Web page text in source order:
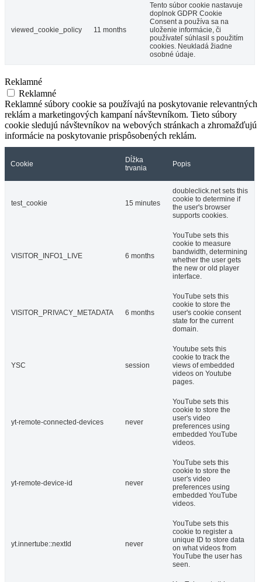
viewed_cookie_policy 11 months
Tento súbor cookie nastavuje
doplnok GDPR Cookie
Consent a používa sa na
uloženie informácie, či
používateľ súhlasil s použitím
cookies. Neukladá žiadne
osobné údaje.
Reklamné
Reklamné
Reklamné súbory cookie sa používajú na poskytovanie relevantných
reklám a marketingových kampaní návštevníkom. Tieto súbory
cookie sledujú návštevníkov na webových stránkach a zhromažďujú
informácie na poskytovanie prispôsobených reklám.
Cookie
Dĺžka
trvania
Popis
test_cookie 15 minutes
doubleclick.net sets this
cookie to determine if
the user's browser
supports cookies.
VISITOR_INFO1_LIVE 6 months
YouTube sets this
cookie to measure
bandwidth, determining
whether the user gets
the new or old player
interface.
VISITOR_PRIVACY_METADATA 6 months
YouTube sets this
cookie to store the
user's cookie consent
state for the current
domain.
YSC session
Youtube sets this
cookie to track the
views of embedded
videos on Youtube
pages.
yt-remote-connected-devices never
YouTube sets this
cookie to store the
user's video
preferences using
embedded YouTube
videos.
yt-remote-device-id never
YouTube sets this
cookie to store the
user's video
preferences using
embedded YouTube
videos.
yt.innertube::nextId never
YouTube sets this
cookie to register a
unique ID to store data
on what videos from
YouTube the user has
seen.